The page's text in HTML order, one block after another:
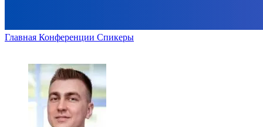
Главная Конференции Спикеры